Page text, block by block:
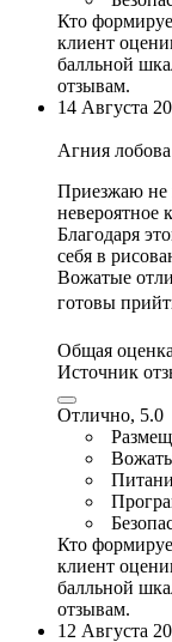
Кто
клиент
балльной
отзывам.
14 Августа
Агния
Приезжаю не
невероятное
Благодаря
себя в
Вожатые
готовы
Общая
Источник
Отлично, 5.0
Кто
клиент
балльной
отзывам.
12 Августа